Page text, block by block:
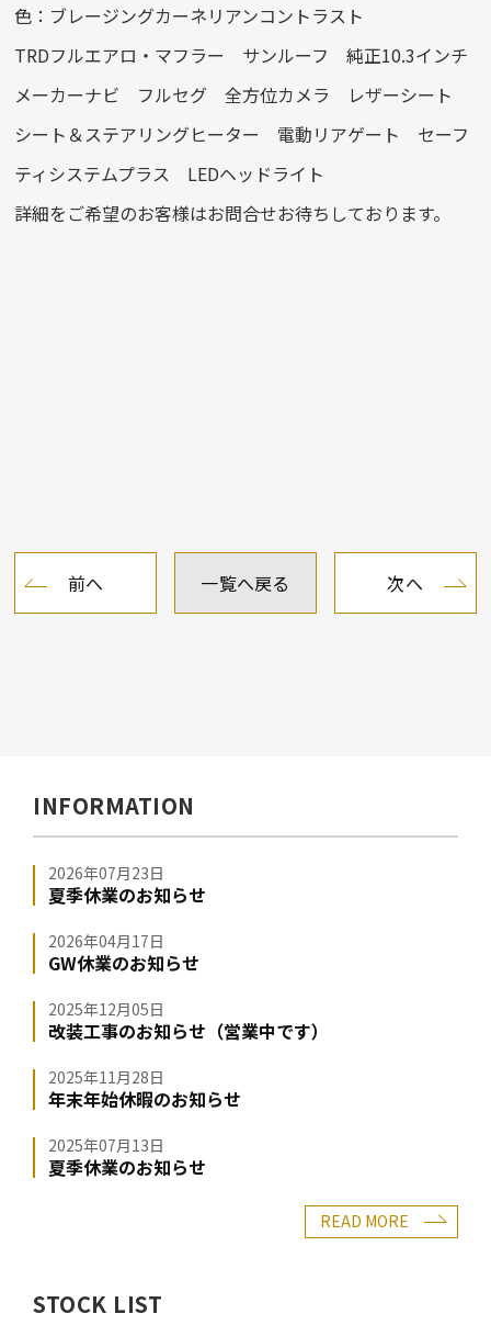
色：ブレージングカーネリアンコントラスト
TRDフルエアロ・マフラー サンルーフ 純正10.3インチ
メーカーナビ フルセグ 全方位カメラ レザーシート
シート＆ステアリングヒーター 電動リアゲート セーフ
ティシステムプラス LEDヘッドライト
詳細をご希望のお客様はお問合せお待ちしております。
前へ 一覧へ戻る 次へ
INFORMATION
2026年07月23日
夏季休業のお知らせ
2026年04月17日
GW休業のお知らせ
2025年12月05日
改装工事のお知らせ（営業中です）
2025年11月28日
年末年始休暇のお知らせ
2025年07月13日
夏季休業のお知らせ
READ MORE
STOCK LIST